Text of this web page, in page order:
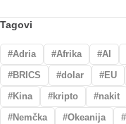
Tagovi
Adria Afrika AI
BRICS
dolar EU
Kina
kripto nakit
Nemčka
Okeanija